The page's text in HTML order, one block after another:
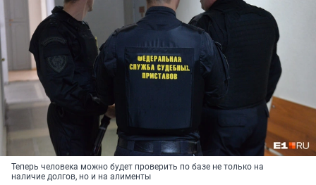
Теперь человека можно будет проверить по базе не только на
наличие долгов, но и на алименты